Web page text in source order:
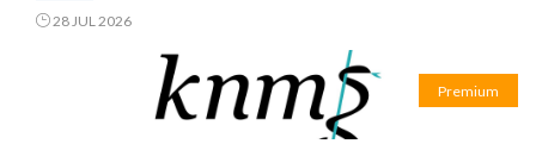
28 JUL 2026
Premium